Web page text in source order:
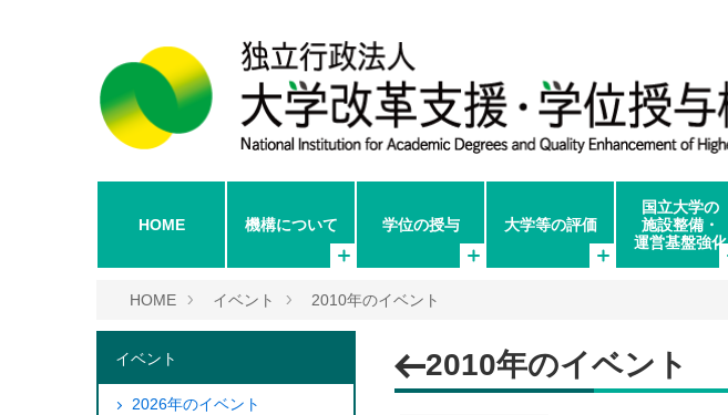
HOME 機構について 学位の授与 大学等の評価
国立大学の
施設整備・
運営基盤強化
HOME イベント 2010年のイベント
2010年のイベント
イベント
2026年のイベント